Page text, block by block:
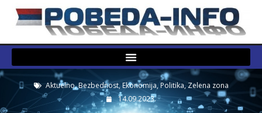
Aktuelno,Bezbednost,Ekonomija,Politika, Zelena zona
14.09.2023.